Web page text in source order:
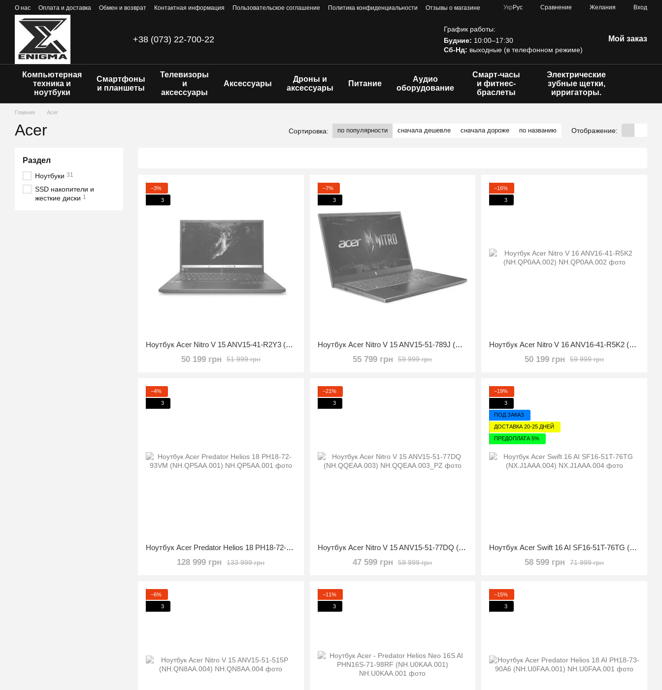
Перейти к основному контенту
О нас Оплата и доставка Обмен и возврат Контактная информация Пользовательское соглашение Политика конфиденциальности Отзывы о магазине Укр Рус Сравнение Желания Вход
+38 (073) 22-700-22
График работы:
Будние: 10:00–17:30
Сб-Нд: выходные (в телефонном режиме)
Мой заказ
Компьютерная
техника и
ноутбуки
Смартфоны
и планшеты
Телевизоры
и
аксессуары
Аксессуары
Дроны и
аксессуары
Питание
Аудио
оборудование
Смарт-часы
и фитнес-
браслеты
Электрические
зубные щетки,
ирригаторы.
Главная Acer
Acer Сортировка: по популярности сначала дешевле сначала дороже по названию Отображение:
−3%
3
Ноутбук Acer Nitro V 15 ANV15-41-R2Y3 (NH.QPEAA.002)
51 999 грн
50 199 грн
−7%
3
Ноутбук Acer Nitro V 15 ANV15-51-789J (NH.QRYAA.001)
59 999 грн
55 799 грн
−16%
3
Ноутбук Acer Nitro V 16 ANV16-41-R5K2 (NH.QP0AA.002)
59 999 грн
50 199 грн
−4%
3
Ноутбук Acer Predator Helios 18 PH18-72-93VM (NH.QP5AA.001)
133 999 грн
128 999 грн
−21%
3
Ноутбук Acer Nitro V 15 ANV15-51-77DQ (NH.QQEAA.003)
59 999 грн
47 599 грн
−19%
3
ПОД ЗАКАЗ
ДОСТАВКА 20-25 ДНЕЙ
ПРЕДОПЛАТА 5%
Ноутбук Acer Swift 16 AI SF16-51T-76TG (NX.J1AAA.004)
71 999 грн
58 599 грн
−6%
3
−11%
3
−15%
3
Раздел
Ноутбуки 31
SSD накопители и
жесткие диски 1